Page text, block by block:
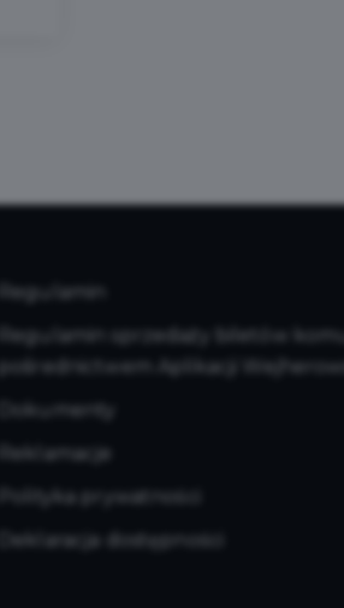
Regulamin
Regulamin sprzedaży biletów
pośrednictwem Aplikacji
Dokumenty
Reklamacje
Polityka prywatności
Deklaracja dostępności